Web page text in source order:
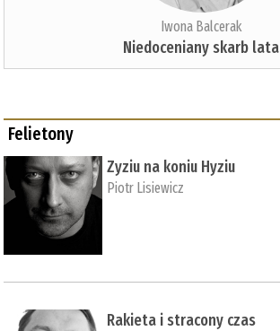
Iwona Balcerak
Niedoceniany skarb lata
Felietony
Zyziu na koniu Hyziu
Piotr Lisiewicz
Rakieta i stracony czas